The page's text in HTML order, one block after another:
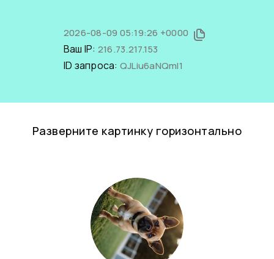
2026-08-09 05:19:26 +0000
Ваш IP: 216.73.217.153
ID запроса: QJLiu6aNQmI1
Разверните картинку горизонтально